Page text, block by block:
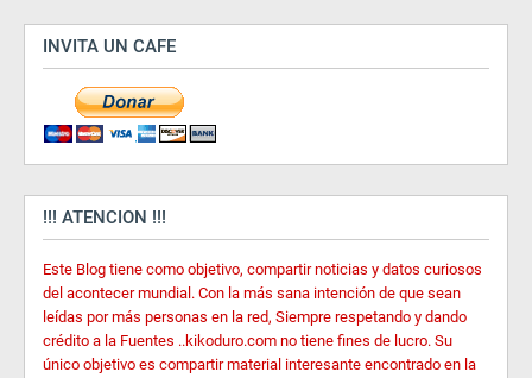
INVITA UN CAFE
!!! ATENCION !!!
Este Blog tiene como objetivo, compartir noticias y datos curiosos
del acontecer mundial. Con la más sana intención de que sean
leídas por más personas en la red, Siempre respetando y dando
crédito a la Fuentes ..kikoduro.com no tiene fines de lucro. Su
único objetivo es compartir material interesante encontrado en la